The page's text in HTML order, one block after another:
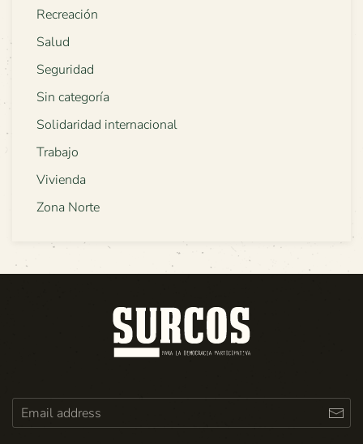
Recreación
Salud
Seguridad
Sin categoría
Solidaridad internacional
Trabajo
Vivienda
Zona Norte